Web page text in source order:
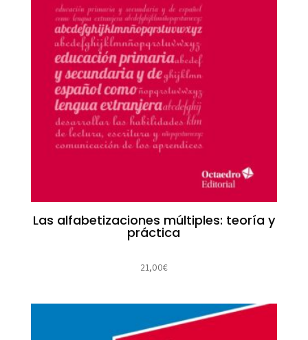
Las alfabetizaciones múltiples: teoría y
práctica
21,00€